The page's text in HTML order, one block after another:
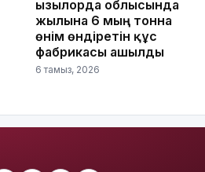
Қызылорда облысында
жылына 6 мың тонна
өнім өндіретін құс
фабрикасы ашылды
6 тамыз, 2026